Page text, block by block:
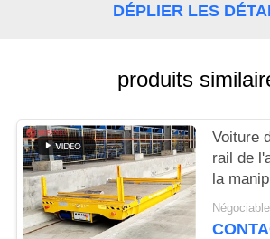
CITATION
SITE
PRIVACY
POLICY
DÉPLIER LES
produits
Voiture
rail de
la
tuyau